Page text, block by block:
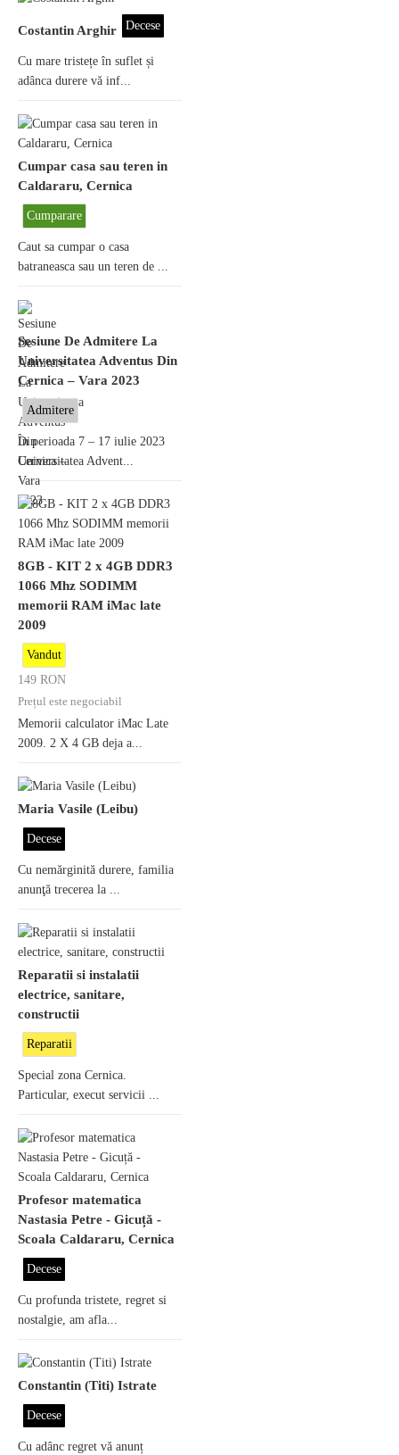
Costantin Arghir Decese
Cu mare tristețe în suflet și
adânca durere vă inf...
Cumpar casa sau teren in
Caldararu, Cernica
Cumparare
Caut sa cumpar o casa
batraneasca sau un teren de ...
Sesiune De Admitere La
Universitatea Adventus Din
Cernica – Vara 2023
Admitere
În perioada 7 – 17 iulie 2023
Universitatea Advent...
8GB - KIT 2 x 4GB DDR3
1066 Mhz SODIMM
memorii RAM iMac late
2009
Vandut
149 RON
Prețul este negociabil
Memorii calculator iMac Late
2009. 2 X 4 GB deja a...
Maria Vasile (Leibu)
Decese
Cu nemărginită durere, familia
anunţă trecerea la ...
Reparatii si instalatii
electrice, sanitare,
constructii
Reparatii
Special zona Cernica.
Particular, execut servicii ...
Profesor matematica
Nastasia Petre - Gicuță -
Scoala Caldararu, Cernica
Decese
Cu profunda tristete, regret si
nostalgie, am afla...
Constantin (Titi) Istrate
Decese
Cu adânc regret vă anunț